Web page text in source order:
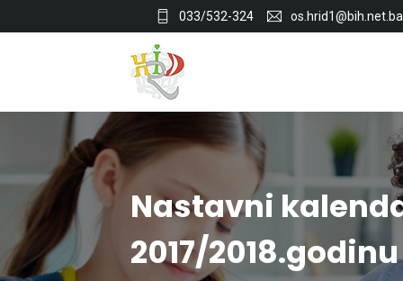
033/532-324 os.hrid1@bih.net.ba
Nastavni
2017/2018.godinu